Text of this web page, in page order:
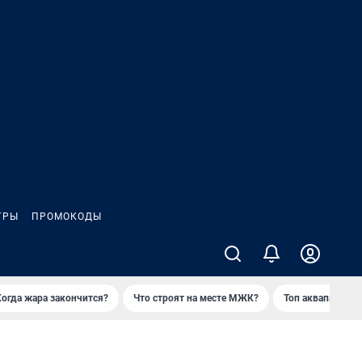
ПРОМОКОДЫ
жара закончится? Что строят на месте МЖК? Топ аквапарков